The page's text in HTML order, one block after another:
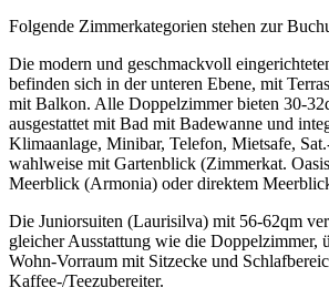
Folgende Zimmerkategorien stehen zur
Die modern und geschmackvoll
befinden sich in der unteren Ebene, mit
mit Balkon. Alle Doppelzimmer bieten 30-
ausgestattet mit Bad mit Badewanne und
Klimaanlage, Minibar, Telefon, Mietsafe,
wahlweise mit Gartenblick (Zimmerkat.
Meerblick (Armonia) oder direktem
Die Juniorsuiten (Laurisilva) mit 56-62qm
gleicher Ausstattung wie die Doppelzimmer,
Wohn-Vorraum mit Sitzecke und
Kaffee-/Teezubereiter.